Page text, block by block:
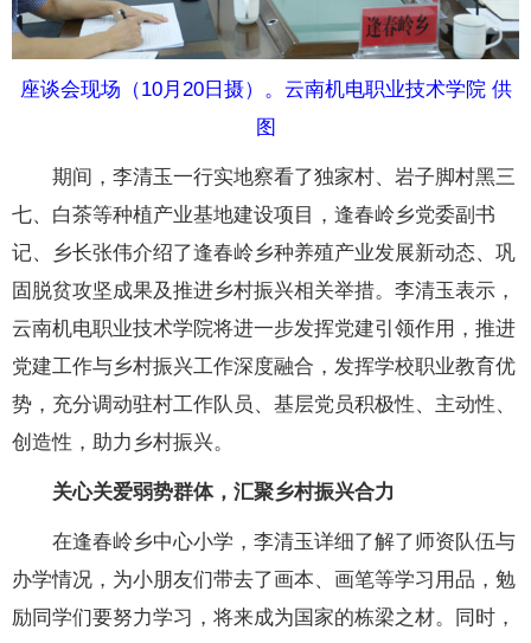
座谈会现场（10月20日摄）。 云南机电职业技术学院供
图
期间，李清玉一行实地察看了独家村、岩子脚村黑三
七、白茶等种植产业基地建设项目，逢春岭乡党委副书
记、乡长张伟介绍了逢春岭乡种养殖产业发展新动态、巩
固脱贫攻坚成果及推进乡村振兴相关举措。李清玉表示，
云南机电职业技术学院将进一步发挥党建引领作用，推进
党建工作与乡村振兴工作深度融合，发挥学校职业教育优
势，充分调动驻村工作队员、基层党员积极性、主动性、
创造性，助力乡村振兴。
关心关爱弱势群体，汇聚乡村振兴合力
在逢春岭乡中心小学，李清玉详细了解了师资队伍与
办学情况，为小朋友们带去了画本、画笔等学习用品，勉
励同学们要努力学习，将来成为国家的栋梁之材。同时，